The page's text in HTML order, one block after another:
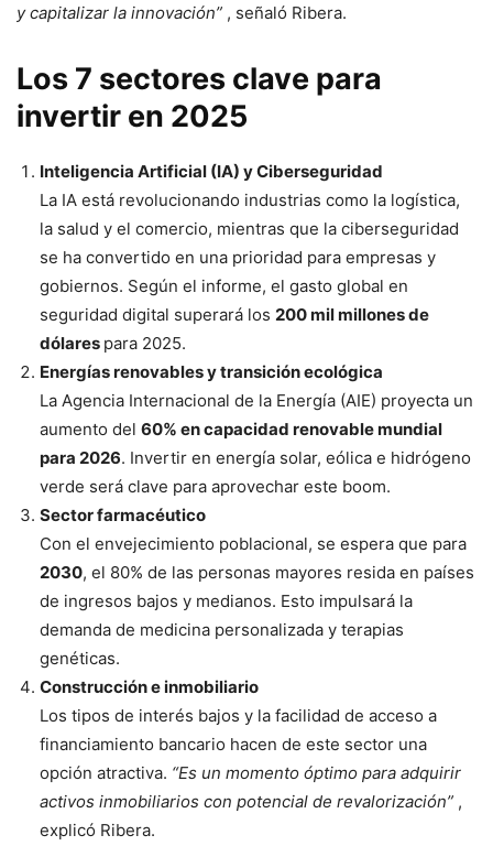
y capitalizar la innovación” , señaló Ribera.
Los 7 sectores clave para
invertir en 2025
Inteligencia Artificial (IA) y Ciberseguridad
La IA está revolucionando industrias como la logística,
la salud y el comercio, mientras que la ciberseguridad
se ha convertido en una prioridad para empresas y
gobiernos. Según el informe, el gasto global en
seguridad digital superará los 200 mil millones de
dólares para 2025.
Energías renovables y transición ecológica
La Agencia Internacional de la Energía (AIE) proyecta un
aumento del 60% en capacidad renovable mundial
para 2026. Invertir en energía solar, eólica e hidrógeno
verde será clave para aprovechar este boom.
Sector farmacéutico
Con el envejecimiento poblacional, se espera que para
2030, el 80% de las personas mayores resida en países
de ingresos bajos y medianos. Esto impulsará la
demanda de medicina personalizada y terapias
genéticas.
Construcción e inmobiliario
Los tipos de interés bajos y la facilidad de acceso a
financiamiento bancario hacen de este sector una
opción atractiva. “Es un momento óptimo para adquirir
activos inmobiliarios con potencial de revalorización” ,
explicó Ribera.